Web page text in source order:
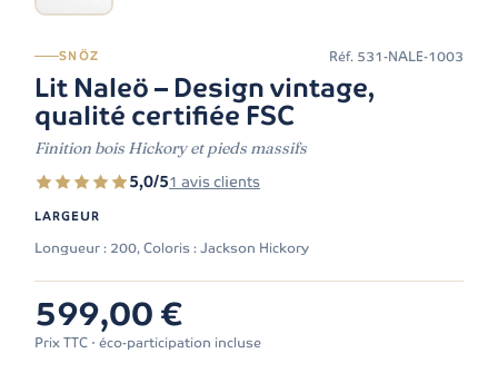
SNÖZ Réf. 531-NALE-1003
Lit Naleö – Design vintage,
qualité certifiée FSC
Finition bois Hickory et pieds massifs
5,0/51 avis clients
LARGEUR
Longueur : 200, Coloris : Jackson Hickory
599,00 €
Prix TTC · éco-participation incluse